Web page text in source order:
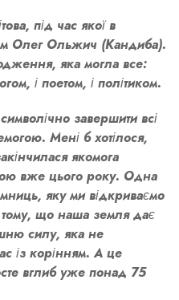
під час якої в
Олег Ольжич (Кандиба).
яка могла все:
і поетом, і політиком.
завершити всі
Мені б хотілося,
якомога
вже цього року. Одна
яку ми відкриваємо
тому, що наша земля дає
силу, яка не
із корінням. А це
вглиб уже понад 75